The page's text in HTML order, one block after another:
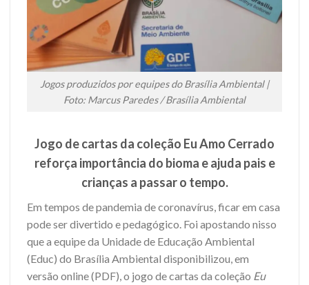
Jogos produzidos por equipes do Brasília Ambiental |
Foto: Marcus Paredes / Brasília Ambiental
Jogo de cartas da coleção Eu Amo Cerrado
reforça importância do bioma e ajuda pais e
crianças a passar o tempo.
Em tempos de pandemia de coronavírus, ficar em casa
pode ser divertido e pedagógico. Foi apostando nisso
que a equipe da Unidade de Educação Ambiental
(Educ) do Brasília Ambiental disponibilizou, em
versão online (PDF), o jogo de cartas da coleção Eu